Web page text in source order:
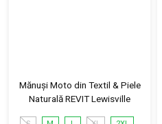
Mănuși Moto din Textil & Piele
Naturală REVIT Lewisville